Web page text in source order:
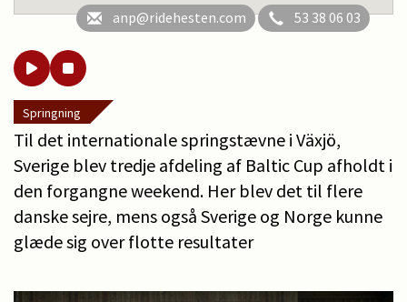
anp@ridehesten.com
53 38 06 03
Springning
Til det internationale springstævne i Växjö,
Sverige blev tredje afdeling af Baltic Cup afholdt i
den forgangne weekend. Her blev det til flere
danske sejre, mens også Sverige og Norge kunne
glæde sig over flotte resultater